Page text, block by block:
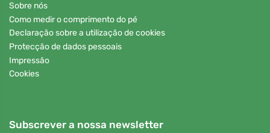
Sobre nós
Como medir o comprimento do pé
Declaração sobre a utilização de cookies
Protecção de dados pessoais
Impressão
Cookies
Subscrever a nossa newsletter